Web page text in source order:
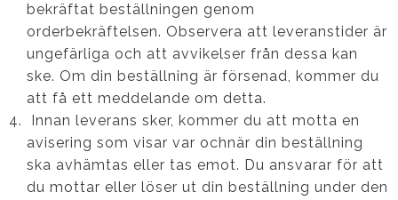
bekräftat beställningen genom
orderbekräftelsen. Observera att leveranstider är
ungefärliga och att avvikelser från dessa kan
ske. Om din beställning är försenad, kommer du
att få ett meddelande om detta.
Innan leverans sker, kommer du att motta en
avisering som visar var ochnär din beställning
ska avhämtas eller tas emot. Du ansvarar för att
du mottar eller löser ut din beställning under den